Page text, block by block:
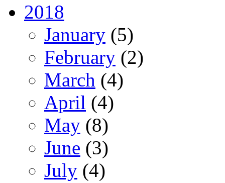
2018
January (5)
February (2)
March (4)
April (4)
May (8)
June (3)
July (4)